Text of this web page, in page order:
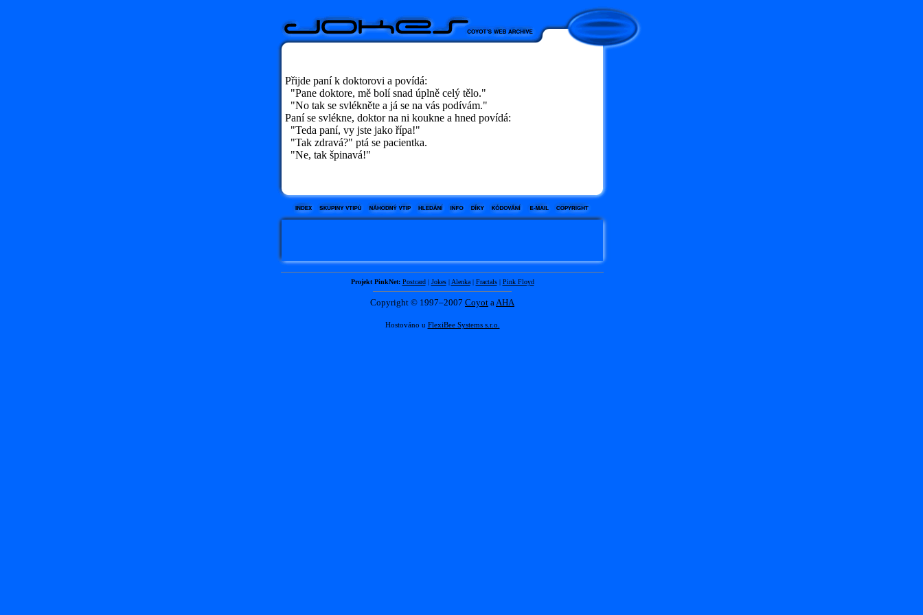
Přijde paní k doktorovi a povídá:
"Pane doktore, mě bolí snad úplně celý tělo."
"No tak se svlékněte a já se na vás podívám."
Paní se svlékne, doktor na ni koukne a hned povídá:
"Teda paní, vy jste jako řípa!"
"Tak zdravá?" ptá se pacientka.
"Ne, tak špinavá!"
Projekt PinkNet: Postcard| Jokes| Alenka| Fractals| Pink Floyd
Copyright © 1997–2007 Coyot aAHA
Hostováno u FlexiBee Systems s.r.o.